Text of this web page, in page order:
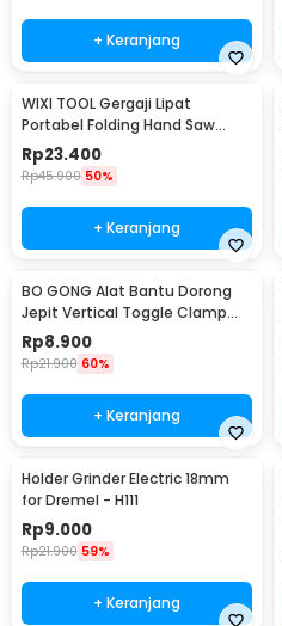
+ Keranjang
WIXI TOOL Gergaji Lipat
Portabel Folding Hand Saw
39cm - JSZ-002
Rp23.400
Rp45.900 50%
+ Keranjang
BO GONG Alat Bantu Dorong
Jepit Vertical Toggle Clamp
Hold Down Handle - GH-13009
Rp8.900
Rp21.900 60%
+ Keranjang
Holder Grinder Electric 18mm
for Dremel - H111
Rp9.000
Rp21.900 59%
+ Keranjang